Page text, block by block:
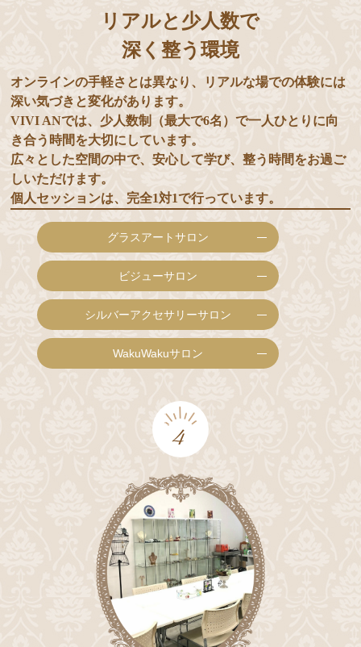
リアルと少人数で
深く整う環境
オンラインの手軽さとは異なり、リアルな場での体験には
深い気づきと変化があります。
VIVI ANでは、少人数制（最大で6名）で一人ひとりに向
き合う時間を大切にしています。
広々とした空間の中で、安心して学び、整う時間をお過ご
しいただけます。
個人セッションは、完全1対1で行っています。
グラスアートサロン
ビジューサロン
シルバーアクセサリーサロン
WakuWakuサロン
4